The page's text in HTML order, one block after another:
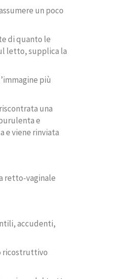
un poco
di quanto le
letto, supplica la
più
una
e
e viene rinviata
retto-vaginale
accudenti,
ricostruttivo